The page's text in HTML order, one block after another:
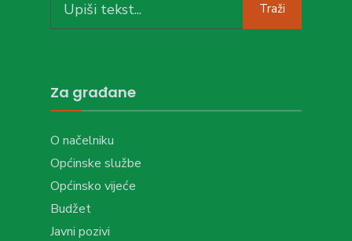
for:
Traži
Za građane
O načelniku
Općinske službe
Općinsko vijeće
Budžet
Javni pozivi